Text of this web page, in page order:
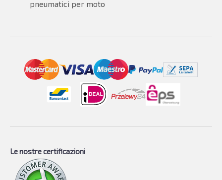
pneumatici per moto
Le nostre certificazioni